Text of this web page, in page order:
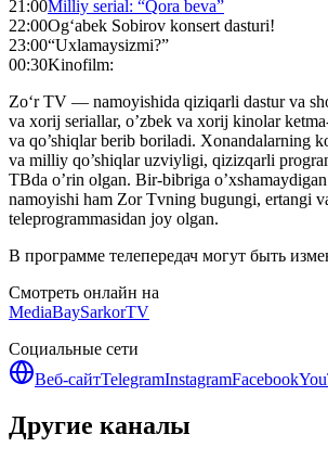
21:00Milliy serial: “Qora beva”
22:00Og‘abek Sobirov konsert dasturi!
23:00“Uxlamaysizmi?”
00:30Kinofilm:
Zo‘r TV — namoyishida qiziqarli dastur va
va xorij seriallar, o’zbek va xorij kinolar
va qo’shiqlar berib boriladi. Xonandalarning
va milliy qo’shiqlar uzviyligi, qizizqarli
ТВda o’rin olgan. Bir-bibriga
namoyishi ham Zor Tvning bugungi, ertangi
teleprogrammasidan joy olgan.
В программе телепередач могут быть
Смотреть онлайн на
MediaBaySarkorTV
Социальные сети
Веб-сайтTelegramInstagramFacebook
Другие каналы